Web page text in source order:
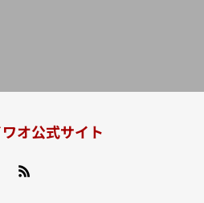
オ公式サイト